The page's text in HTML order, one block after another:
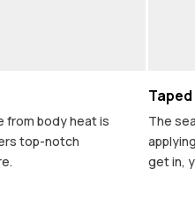
from body heat is
top-notch
The
get in,